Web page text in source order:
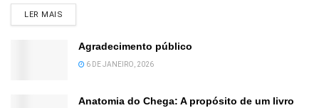
LER MAIS
Agradecimento público
6 DE JANEIRO, 2026
Anatomia do Chega: A propósito de um livro